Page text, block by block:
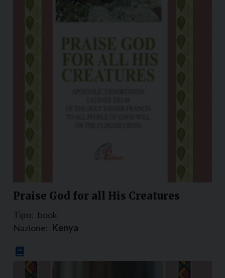
Praise God for all His Creatures
Tipo: book
Nazione: Kenya